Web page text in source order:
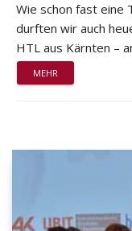
Wie schon fast eine
durften wir auch
HTL aus Kärnten –
MEHR